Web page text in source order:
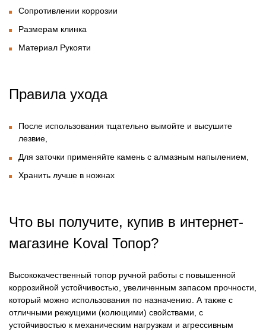
Сопротивлении коррозии
Размерам клинка
Материал Рукояти
Правила ухода
После использования тщательно вымойте и высушите
лезвие,
Для заточки применяйте камень с алмазным напылением,
Хранить лучше в ножнах
Что вы получите, купив в интернет-
магазине Koval Топор?
Высококачественный топор ручной работы с повышенной
коррозийной устойчивостью, увеличенным запасом прочности,
который можно использования по назначению. А также с
отличными режущими (колющими) свойствами, с
устойчивостью к механическим нагрузкам и агрессивным